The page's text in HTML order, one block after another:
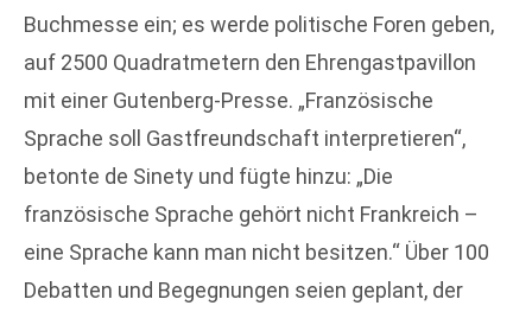
Buchmesse ein; es werde politische Foren geben,
auf 2500 Quadratmetern den Ehrengastpavillon
mit einer Gutenberg-Presse. „Französische
Sprache soll Gastfreundschaft interpretieren“,
betonte de Sinety und fügte hinzu: „Die
französische Sprache gehört nicht Frankreich –
eine Sprache kann man nicht besitzen.“ Über 100
Debatten und Begegnungen seien geplant, der